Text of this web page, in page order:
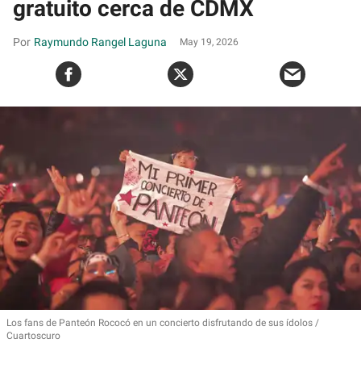
gratuito cerca de CDMX
Raymundo Rangel Laguna May 19, 2026
Los fans de Panteón Rococó en un concierto disfrutando de sus ídolos
Cuartoscuro